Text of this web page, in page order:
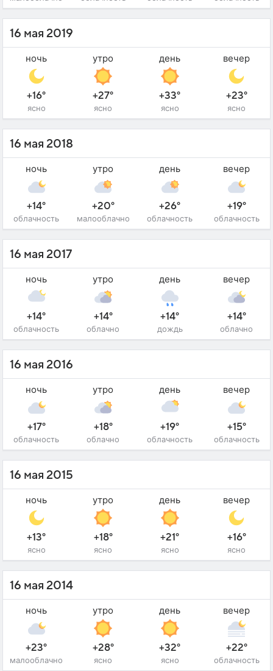
16 мая 2019
ночь
+16°
ясно
утро
+27°
ясно
день
+33°
ясно
вечер
+23°
ясно
16 мая 2018
ночь
+14°
облачность
утро
+20°
малооблачно
день
+26°
облачность
вечер
+19°
облачность
16 мая 2017
ночь
+14°
облачность
утро
+14°
облачно
день
+14°
дождь
вечер
+14°
облачно
16 мая 2016
ночь
+17°
облачность
утро
+18°
облачно
день
+19°
облачность
вечер
+15°
облачность
16 мая 2015
ночь
+13°
ясно
утро
+18°
ясно
день
+21°
ясно
вечер
+16°
ясно
16 мая 2014
ночь
+23°
малооблачно
утро
+28°
ясно
день
+32°
ясно
вечер
+22°
облачность